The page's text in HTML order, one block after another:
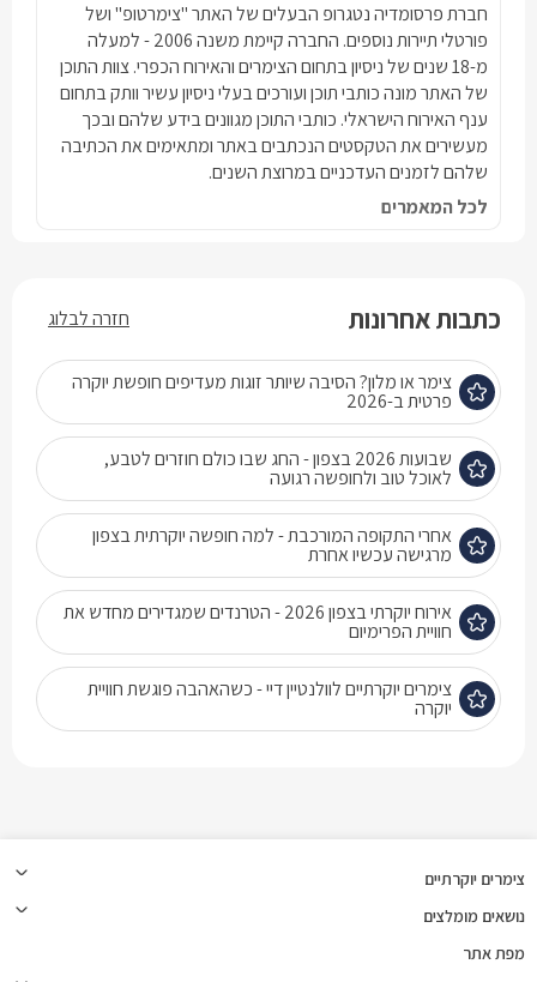
חברת פרסומדיה נטגרופ הבעלים של האתר "צימרטופ" ושל
פורטלי תיירות נוספים. החברה קיימת משנה 2006 - למעלה
מ-18 שנים של ניסיון בתחום הצימרים והאירוח הכפרי. צוות התוכן
של האתר מונה כותבי תוכן ועורכים בעלי ניסיון עשיר וותק בתחום
ענף האירוח הישראלי. כותבי התוכן מגוונים בידע שלהם ובכך
מעשירים את הטקסטים הנכתבים באתר ומתאימים את הכתיבה
שלהם לזמנים העדכניים במרוצת השנים.
לכל המאמרים
כתבות אחרונות
צימר או מלון? הסיבה שיותר זוגות מעדיפים חופשת יוקרה
פרטית ב-2026
שבועות 2026 בצפון - החג שבו כולם חוזרים לטבע,
לאוכל טוב ולחופשה רגועה
אחרי התקופה המורכבת - למה חופשה יוקרתית בצפון
מרגישה עכשיו אחרת
אירוח יוקרתי בצפון 2026 - הטרנדים שמגדירים מחדש את
חוויית הפרימיום
צימרים יוקרתיים לוולנטיין דיי - כשהאהבה פוגשת חוויית
יוקרה
חזרה לבלוג
צימרים יוקרתיים
נושאים מומלצים
מפת אתר